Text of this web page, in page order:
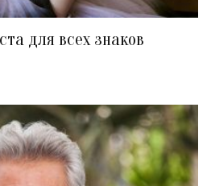
для всех знаков